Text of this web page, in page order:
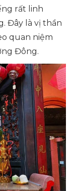
rất linh
Đây là vị thần
quan niệm
Đông.